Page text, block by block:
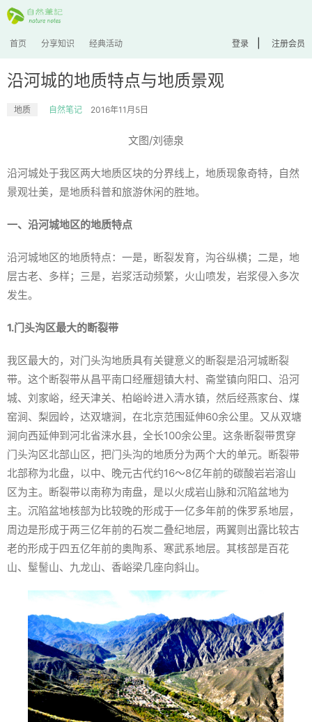
首页 分享知识 经典活动 登录 注册会员
沿河城的地质特点与地质景观
地质 自然笔记 2016年11月5日
文图/刘德泉
沿河城处于我区两大地质区块的分界线上，地质现象奇特，自然
景观壮美，是地质科普和旅游休闲的胜地。
一、沿河城地区的地质特点
沿河城地区的地质特点：一是，断裂发育，沟谷纵横；二是，地
层古老、多样；三是，岩浆活动频繁，火山喷发，岩浆侵入多次
发生。
1.门头沟区最大的断裂带
我区最大的，对门头沟地质具有关键意义的断裂是沿河城断裂
带。这个断裂带从昌平南口经雁翅镇大村、斋堂镇向阳口、沿河
城、刘家峪，经天津关、柏峪岭进入清水镇，然后经燕家台、煤
窑涧、梨园岭，达双塘涧，在北京范围延伸60余公里。又从双塘
涧向西延伸到河北省涞水县，全长100余公里。这条断裂带贯穿
门头沟区北部山区，把门头沟的地质分为两个大的单元。断裂带
北部称为北盘，以中、晚元古代约16～8亿年前的碳酸岩岩溶山
区为主。断裂带以南称为南盘，是以火成岩山脉和沉陷盆地为
主。沉陷盆地核部为比较晚的形成于一亿多年前的侏罗系地层，
周边是形成于两三亿年前的石炭二叠纪地层，两翼则出露比较古
老的形成于四五亿年前的奥陶系、寒武系地层。其核部是百花
山、髽髻山、九龙山、香峪梁几座向斜山。